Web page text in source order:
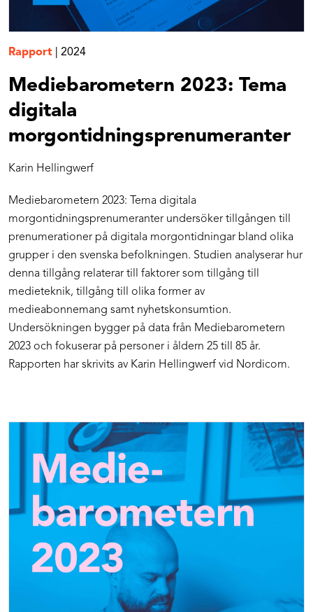
Rapport 2024
Mediebarometern 2023: Tema
digitala
morgontidningsprenumeranter
Karin Hellingwerf
Mediebarometern 2023: Tema digitala
morgontidningsprenumeranter undersöker tillgången till
prenumerationer på digitala morgontidningar bland olika
grupper i den svenska befolkningen. Studien analyserar hur
denna tillgång relaterar till faktorer som tillgång till
medieteknik, tillgång till olika former av
medieabonnemang samt nyhetskonsumtion.
Undersökningen bygger på data från Mediebarometern
2023 och fokuserar på personer i åldern 25 till 85 år.
Rapporten har skrivits av Karin Hellingwerf vid Nordicom.